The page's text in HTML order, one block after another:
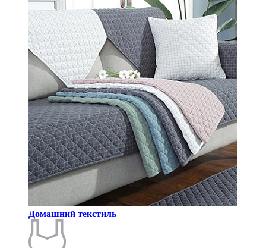
Домашний текстиль